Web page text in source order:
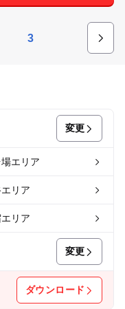
3
変更
エリア
リア
リア
変更
ダウンロード